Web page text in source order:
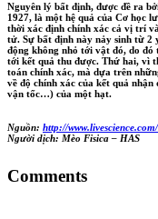
Nguyên lý bất định, được đề ra
1927, là một hệ quả của Cơ học
thời xác định chính xác cả vị trí
tử. Sự bất định này nảy sinh từ 2
động không nhỏ tới vật đó, do
tới kết quả thu được. Thứ hai, vì
toán chính xác, mà dựa trên
về độ chính xác của kết quả
vận tốc…) của một hạt.
Nguồn: http://
Người dịch: Mèo Fisica – HAS
Comments